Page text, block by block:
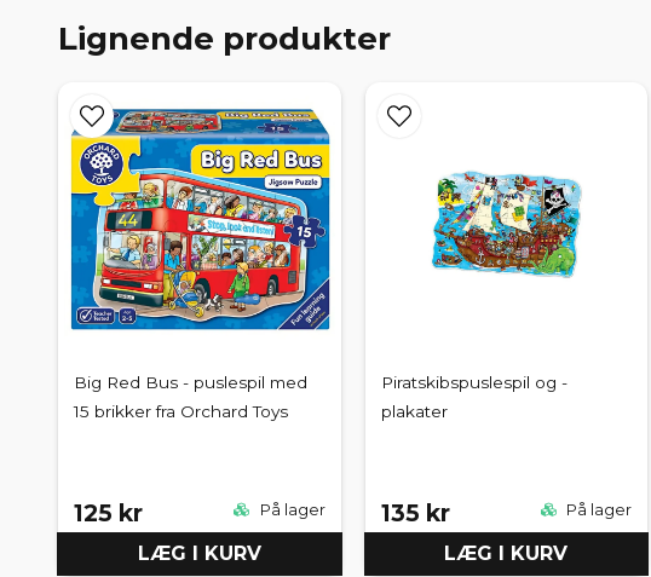
Lignende produkter
Big Red Bus - puslespil med
15 brikker fra Orchard Toys
125 kr På lager
LÆG I KURV
Piratskibspuslespil og -
plakater
135 kr På lager
LÆG I KURV